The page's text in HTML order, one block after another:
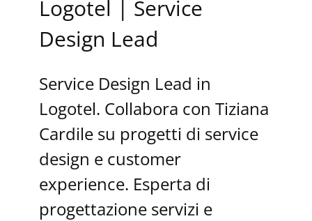
Logotel | Service
Design Lead
Service Design Lead in
Logotel. Collabora con Tiziana
Cardile su progetti di service
design e customer
experience. Esperta di
progettazione servizi e